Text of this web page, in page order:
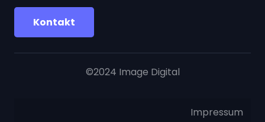
Kontakt
©2024 Image Digital
Impressum